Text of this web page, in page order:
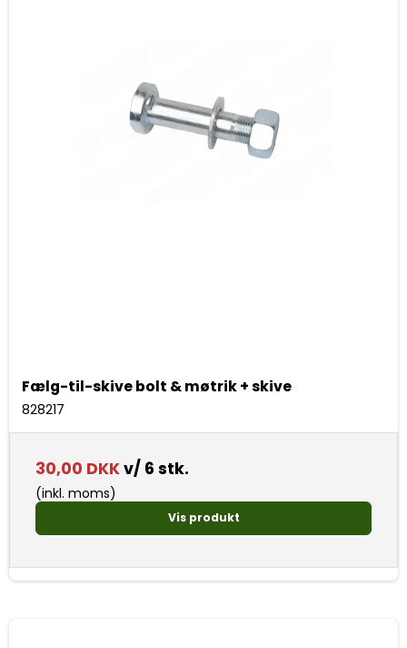
Fælg-til-skive bolt & møtrik + skive
828217
30,00 DKKv/ 6 stk.
(inkl. moms)
Vis produkt